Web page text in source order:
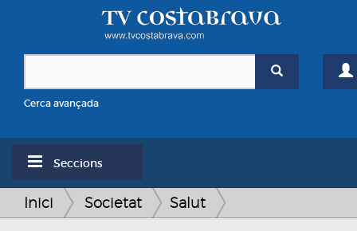
Cerca avançada
Seccions
Inici Societat Salut